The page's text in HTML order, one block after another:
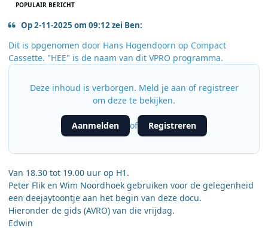
POPULAIR BERICHT
Op 2-11-2025 om 09:12 zei Ben:
Dit is opgenomen door Hans Hogendoorn op Compact
Cassette. "HEE" is de naam van dit VPRO programma.
Deze inhoud is verborgen. Meld je aan of registreer
om deze te bekijken.
Aanmelden of Registreren
Van 18.30 tot 19.00 uur op H1.
Peter Flik en Wim Noordhoek gebruiken voor de gelegenheid
een deejaytoontje aan het begin van deze docu.
Hieronder de gids (AVRO) van die vrijdag.
Edwin